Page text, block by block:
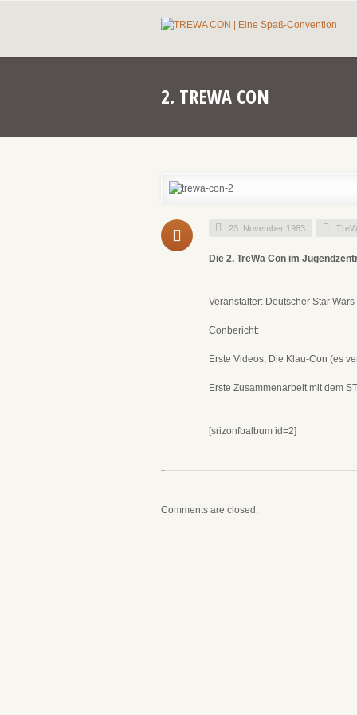
2. TREWA CON
23. November 1983
Die 2. TreWa Con im
Veranstalter: Deutscher Star
Conbericht:
Erste Videos, Die Klau-Con (es
Erste Zusammenarbeit mit dem
[srizonfbalbum id=2]
Comments are closed.